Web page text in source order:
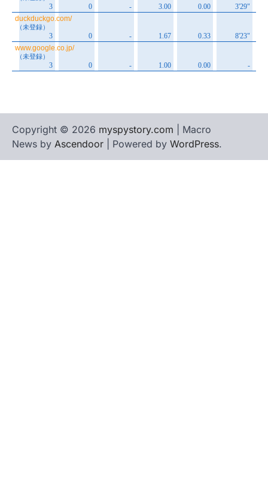
Copyright © 2026 myspystory.com | Macro
News by Ascendoor | Powered by WordPress.